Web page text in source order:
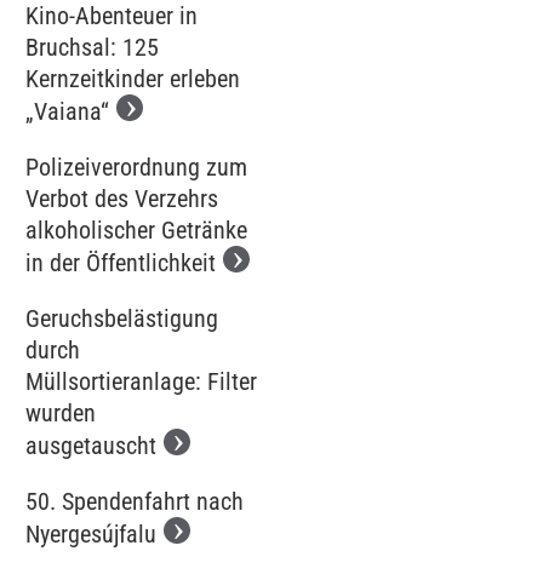
Kino-Abenteuer in
Bruchsal: 125
Kernzeitkinder erleben
„Vaiana“
Polizeiverordnung zum
Verbot des Verzehrs
alkoholischer Getränke
in der Öffentlichkeit
Geruchsbelästigung
durch
Müllsortieranlage: Filter
wurden
ausgetauscht
50. Spendenfahrt nach
Nyergesújfalu